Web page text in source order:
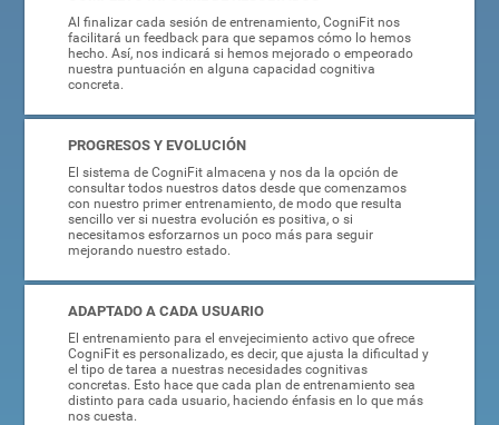
Al finalizar cada sesión de entrenamiento, CogniFit nos
facilitará un feedback para que sepamos cómo lo hemos
hecho. Así, nos indicará si hemos mejorado o empeorado
nuestra puntuación en alguna capacidad cognitiva
concreta.
PROGRESOS Y EVOLUCIÓN
El sistema de CogniFit almacena y nos da la opción de
consultar todos nuestros datos desde que comenzamos
con nuestro primer entrenamiento, de modo que resulta
sencillo ver si nuestra evolución es positiva, o si
necesitamos esforzarnos un poco más para seguir
mejorando nuestro estado.
ADAPTADO A CADA USUARIO
El entrenamiento para el envejecimiento activo que ofrece
CogniFit es personalizado, es decir, que ajusta la dificultad y
el tipo de tarea a nuestras necesidades cognitivas
concretas. Esto hace que cada plan de entrenamiento sea
distinto para cada usuario, haciendo énfasis en lo que más
nos cuesta.